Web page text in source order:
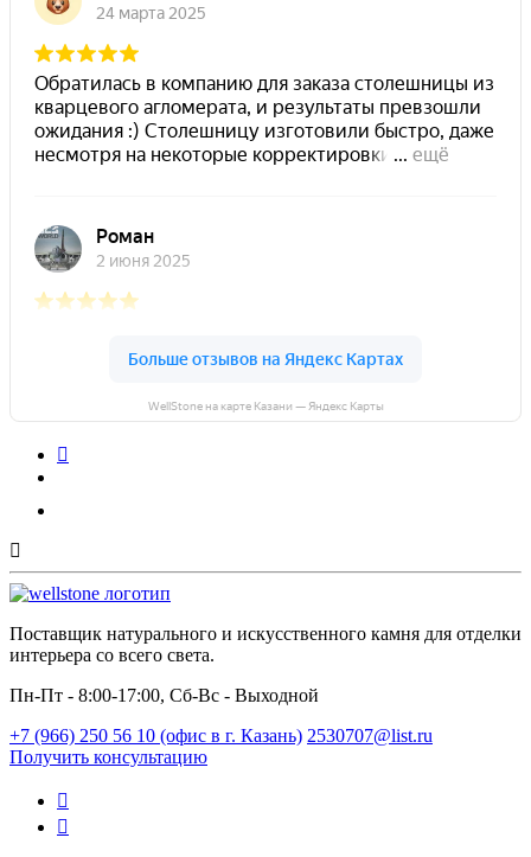
WellStone на карте Казани — Яндекс Карты
Поставщик натурального и искусственного камня для отделки
интерьера со всего света.
Пн-Пт - 8:00-17:00, Сб-Вс - Выходной
+7 (966) 250 56 10 (офис в г. Казань) 2530707@list.ru
Получить консультацию